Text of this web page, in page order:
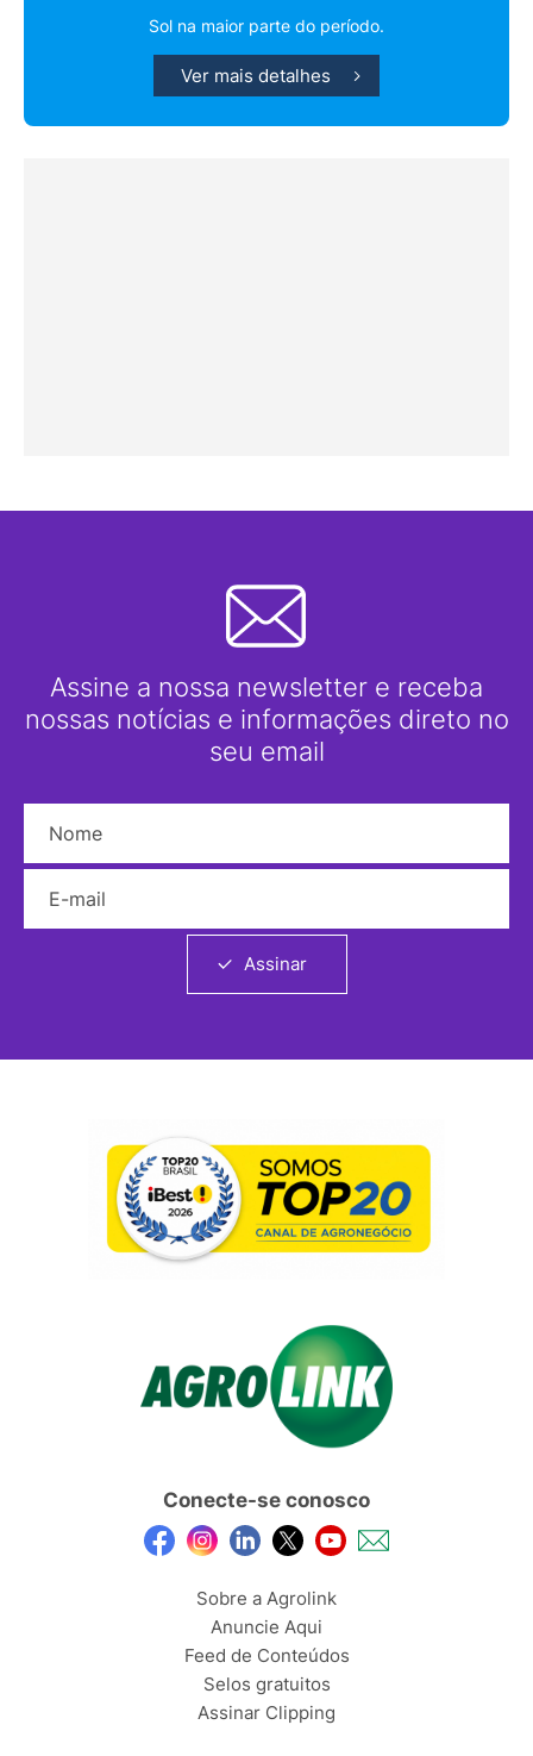
Sol na maior parte do período.
Ver mais detalhes
Assine a nossa newsletter e receba
nossas notícias e informações direto no
seu email
Assinar
Conecte-se conosco
Sobre a Agrolink
Anuncie Aqui
Feed de Conteúdos
Selos gratuitos
Assinar Clipping